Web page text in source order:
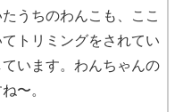
うちのわんこも、ここ
トリミングをされてい
います。わんちゃんの
〜。